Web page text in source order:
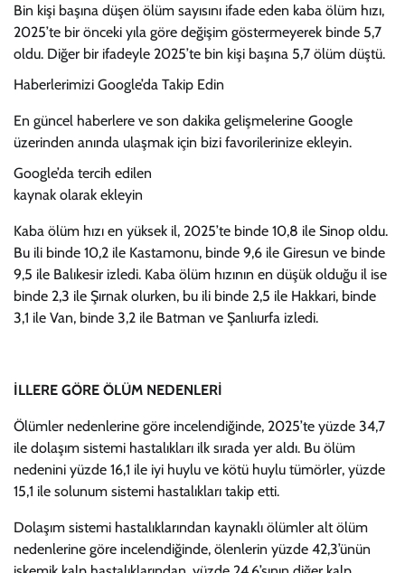
Bin kişi başına düşen ölüm sayısını ifade eden kaba ölüm hızı,
2025’te bir önceki yıla göre değişim göstermeyerek binde 5,7
oldu. Diğer bir ifadeyle 2025’te bin kişi başına 5,7 ölüm düştü.
Haberlerimizi Google’da Takip Edin
En güncel haberlere ve son dakika gelişmelerine Google
üzerinden anında ulaşmak için bizi favorilerinize ekleyin.
Google’da tercih edilen
kaynak olarak ekleyin
Kaba ölüm hızı en yüksek il, 2025’te binde 10,8 ile Sinop oldu.
Bu ili binde 10,2 ile Kastamonu, binde 9,6 ile Giresun ve binde
9,5 ile Balıkesir izledi. Kaba ölüm hızının en düşük olduğu il ise
binde 2,3 ile Şırnak olurken, bu ili binde 2,5 ile Hakkari, binde
3,1 ile Van, binde 3,2 ile Batman ve Şanlıurfa izledi.
İLLERE GÖRE ÖLÜM NEDENLERİ
Ölümler nedenlerine göre incelendiğinde, 2025’te yüzde 34,7
ile dolaşım sistemi hastalıkları ilk sırada yer aldı. Bu ölüm
nedenini yüzde 16,1 ile iyi huylu ve kötü huylu tümörler, yüzde
15,1 ile solunum sistemi hastalıkları takip etti.
Dolaşım sistemi hastalıklarından kaynaklı ölümler alt ölüm
nedenlerine göre incelendiğinde, ölenlerin yüzde 42,3’ünün